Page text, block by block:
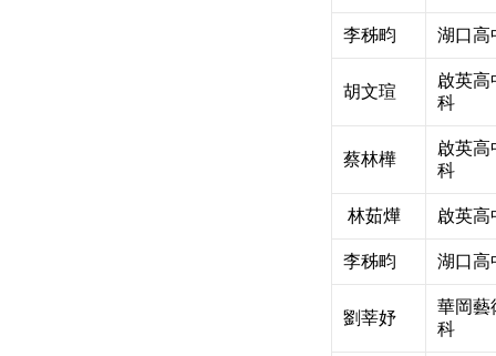
李秭畇 湖口高
胡文瑄
啟英高
科
蔡林樺
啟英高
科
林茹燁 啟英高
李秭畇 湖口高
劉莘妤
華岡藝
科